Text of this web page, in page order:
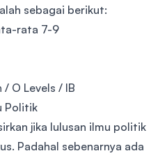
sebagai berikut:
rata 7-9
O Levels / IB
Politik
jika lulusan ilmu politik
Padahal sebenarnya ada